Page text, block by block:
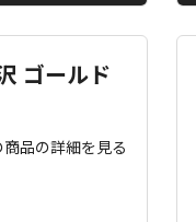
ゴールド
商品の詳細を見る